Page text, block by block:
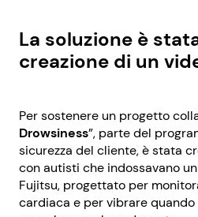
La soluzione è
creazione di un
Per sostenere un progetto
Drowsiness”, parte del
sicurezza del cliente, è stata
con autisti che indossavano
Fujitsu, progettato per
cardiaca e per vibrare